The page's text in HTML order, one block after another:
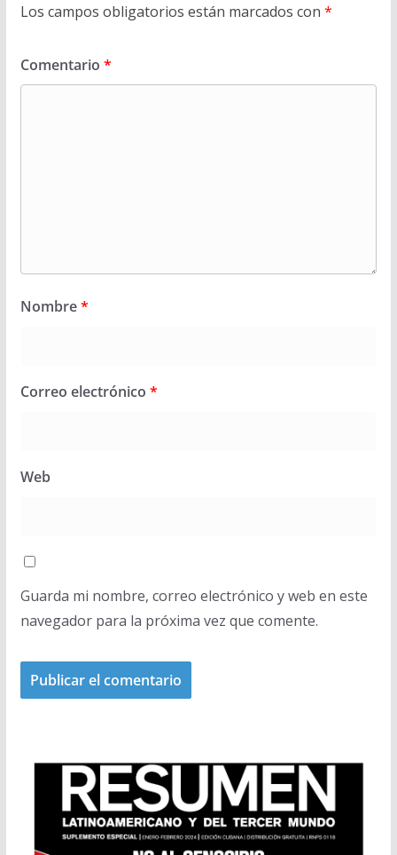
Los campos obligatorios están marcados con *
Comentario *
Nombre*
Correo electrónico *
Web
Guarda mi nombre, correo electrónico y web en este
navegador para la próxima vez que comente.